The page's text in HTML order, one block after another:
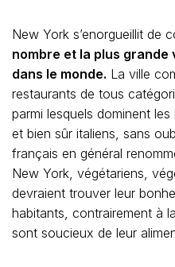
New York s’enorgueillit de
nombre et la plus
dans le monde. La ville
restaurants de tous
parmi lesquels dominent
et bien sûr italiens, sans
français en général
New York, végétariens,
devraient trouver leur
habitants, contrairement à
sont soucieux de leur